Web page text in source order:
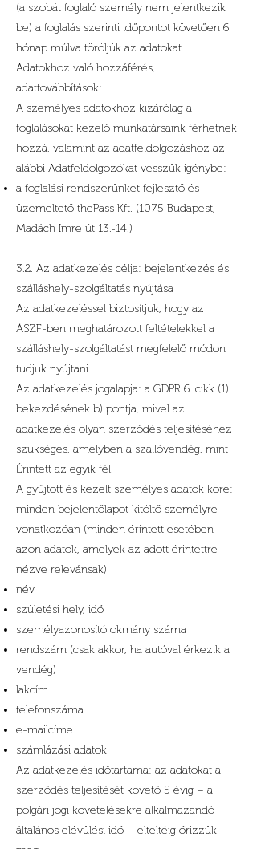
(a szobát foglaló személy nem jelentkezik
be) a foglalás szerinti időpontot követően 6
hónap múlva töröljük az adatokat.
Adatokhoz való hozzáférés,
adattovábbítások:
A személyes adatokhoz kizárólag a
foglalásokat kezelő munkatársaink férhetnek
hozzá, valamint az adatfeldolgozáshoz az
alábbi Adatfeldolgozókat vesszük igénybe:
a foglalási rendszerünket fejlesztő és
üzemeltető thePass Kft. (1075 Budapest,
Madách Imre út 13.-14.)
3.2. Az adatkezelés célja: bejelentkezés és
szálláshely-szolgáltatás nyújtása
Az adatkezeléssel biztosítjuk, hogy az
ÁSZF-ben meghatározott feltételekkel a
szálláshely-szolgáltatást megfelelő módon
tudjuk nyújtani.
Az adatkezelés jogalapja: a GDPR 6. cikk (1)
bekezdésének b) pontja, mivel az
adatkezelés olyan szerződés teljesítéséhez
szükséges, amelyben a szállóvendég, mint
Érintett az egyik fél.
A gyűjtött és kezelt személyes adatok köre:
minden bejelentőlapot kitöltő személyre
vonatkozóan (minden érintett esetében
azon adatok, amelyek az adott érintettre
nézve relevánsak)
név
születési hely, idő
személyazonosító okmány száma
rendszám (csak akkor, ha autóval érkezik a
vendég)
lakcím
telefonszáma
e-mailcíme
számlázási adatok
Az adatkezelés időtartama: az adatokat a
szerződés teljesítését követő 5 évig – a
polgári jogi követelésekre alkalmazandó
általános elévülési idő – elteltéig őrizzük